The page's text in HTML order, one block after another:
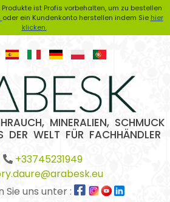
Produkte ist Profis vorbehalten, um zu bestellen
oder ein Kundenkonto herstellen indem Sie hier
klicken.
MINERALIEN, SCHMUCK
WELT FÜR FACHHÄNDLER
+33745231949
Sie uns unter :